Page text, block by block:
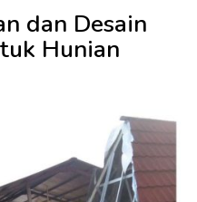
dan Desain
Hunian